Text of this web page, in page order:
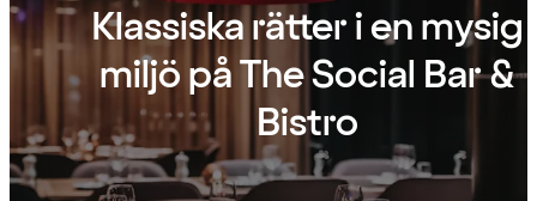
Klassiska rätter i en mysig
miljö på The Social Bar &
Bistro